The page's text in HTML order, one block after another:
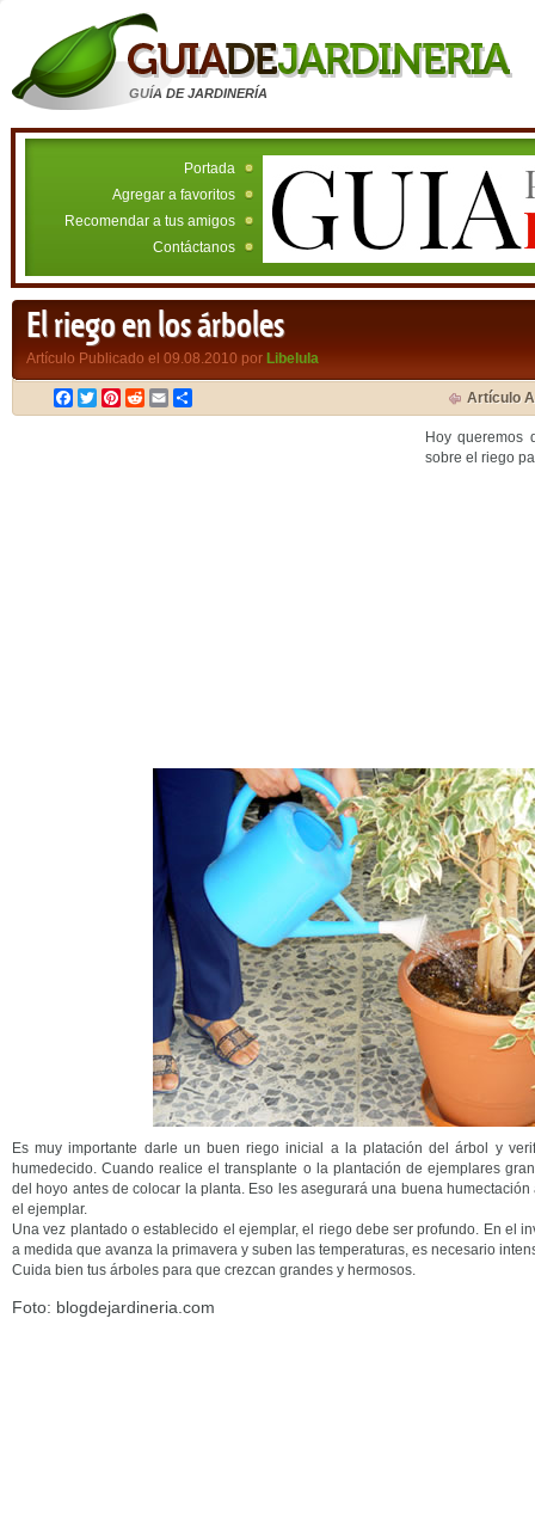
GUÍA DE JARDINERÍA
Portada
Agregar a favoritos
Recomendar a tus amigos
Contáctanos
El riego en los árboles
Artículo Publicado el 09.08.2010 por Libelula
Facebook
TwitterPinterest
RedditEmail Artículo
Hoy queremos
sobre el riego
Es muy importante darle un buen riego inicial a la platación del árbol y
humedecido. Cuando realice el transplante o la plantación de ejemplares
del hoyo antes de colocar la planta. Eso les asegurará una buena
el ejemplar.
Una vez plantado o establecido el ejemplar, el riego debe ser profundo. En el
a medida que avanza la primavera y suben las temperaturas, es necesario
Cuida bien tus árboles para que crezcan grandes y hermosos.
Foto: blogdejardineria.com